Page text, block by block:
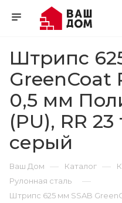
Штрипс
GreenCoat
0,5 мм
(PU), RR
серый
Ваш Дом — Каталог —
Рулонная сталь —
Штрипс 625 мм SSAB